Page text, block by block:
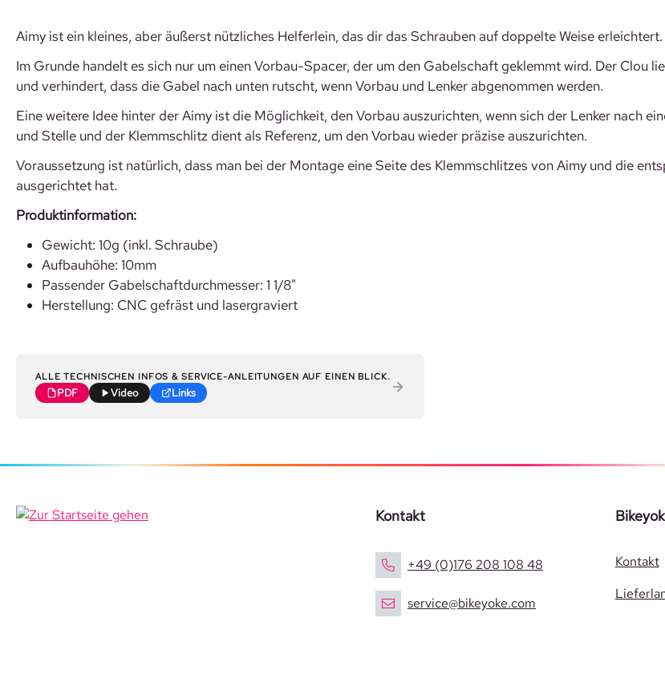
Aimy ist ein kleines, aber äußerst nützliches Helferlein, das dir das Schrauben auf doppelte Weise erleichtert.
Im Grunde handelt es sich nur um einen Vorbau-Spacer, der um den Gabelschaft geklemmt wird. Der Clou
und verhindert, dass die Gabel nach unten rutscht, wenn Vorbau und Lenker abgenommen werden.
Eine weitere Idee hinter der Aimy ist die Möglichkeit, den Vorbau auszurichten, wenn sich der Lenker nach
und Stelle und der Klemmschlitz dient als Referenz, um den Vorbau wieder präzise auszurichten.
Voraussetzung ist natürlich, dass man bei der Montage eine Seite des Klemmschlitzes von Aimy und die
ausgerichtet hat.
Produktinformation:
Gewicht: 10g (inkl. Schraube)
Aufbauhöhe: 10mm
Passender Gabelschaftdurchmesser: 1 1/8"
Herstellung: CNC gefräst und lasergraviert
ALLE TECHNISCHEN INFOS & SERVICE-ANLEITUNGEN AUF EINEN BLICK.
PDF Video Links
Kontakt
+49 (0)176 208 108 48
service@bikeyoke.com
Kontakt